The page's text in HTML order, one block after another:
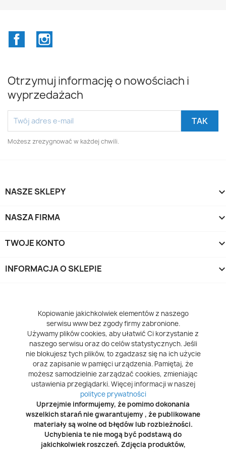
Facebook
Otrzymuj informację o nowościach i
wyprzedażach
Możesz zrezygnować w każdej chwili.
NASZE SKLEPY
NASZA FIRMA
TWOJE KONTO
INFORMACJA O SKLEPIE
Kopiowanie jakichkolwiek elementów z naszego
serwisu www bez zgody firmy zabronione.
Używamy plików cookies, aby ułatwić Ci korzystanie z
naszego serwisu oraz do celów statystycznych. Jeśli
nie blokujesz tych plików, to zgadzasz się na ich użycie
oraz zapisanie w pamięci urządzenia. Pamiętaj, że
możesz samodzielnie zarządzać cookies, zmieniając
ustawienia przeglądarki. Więcej informacji w naszej
polityce prywatności
Uprzejmie informujemy, że pomimo dokonania
wszelkich starań nie gwarantujemy , że publikowane
materiały są wolne od błędów lub rozbieżności.
Uchybienia te nie mogą być podstawą do
jakichkolwiek roszczeń. Zdjęcia produktów,